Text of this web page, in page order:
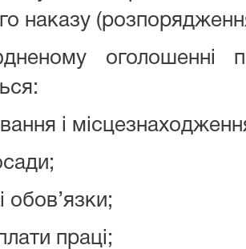
наказу
оголошенні
і
обов’язки;
праці;